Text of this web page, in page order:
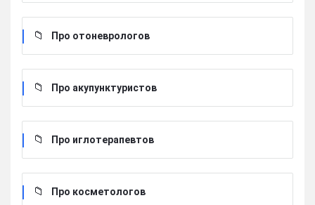
Про отоневрологов
Про акупунктуристов
Про иглотерапевтов
Про косметологов